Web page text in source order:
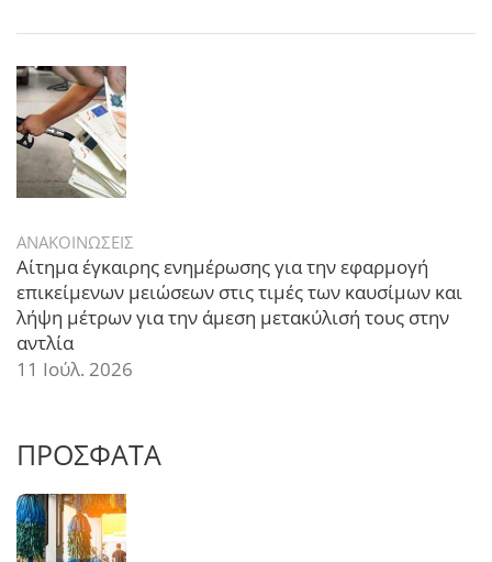
ΑΝΑΚΟΙΝΩΣΕΙΣ
Αίτημα έγκαιρης ενημέρωσης για την εφαρμογή
επικείμενων μειώσεων στις τιμές των καυσίμων και
λήψη μέτρων για την άμεση μετακύλισή τους στην
αντλία
11 Ιούλ. 2026
ΠΡΟΣΦΑΤΑ